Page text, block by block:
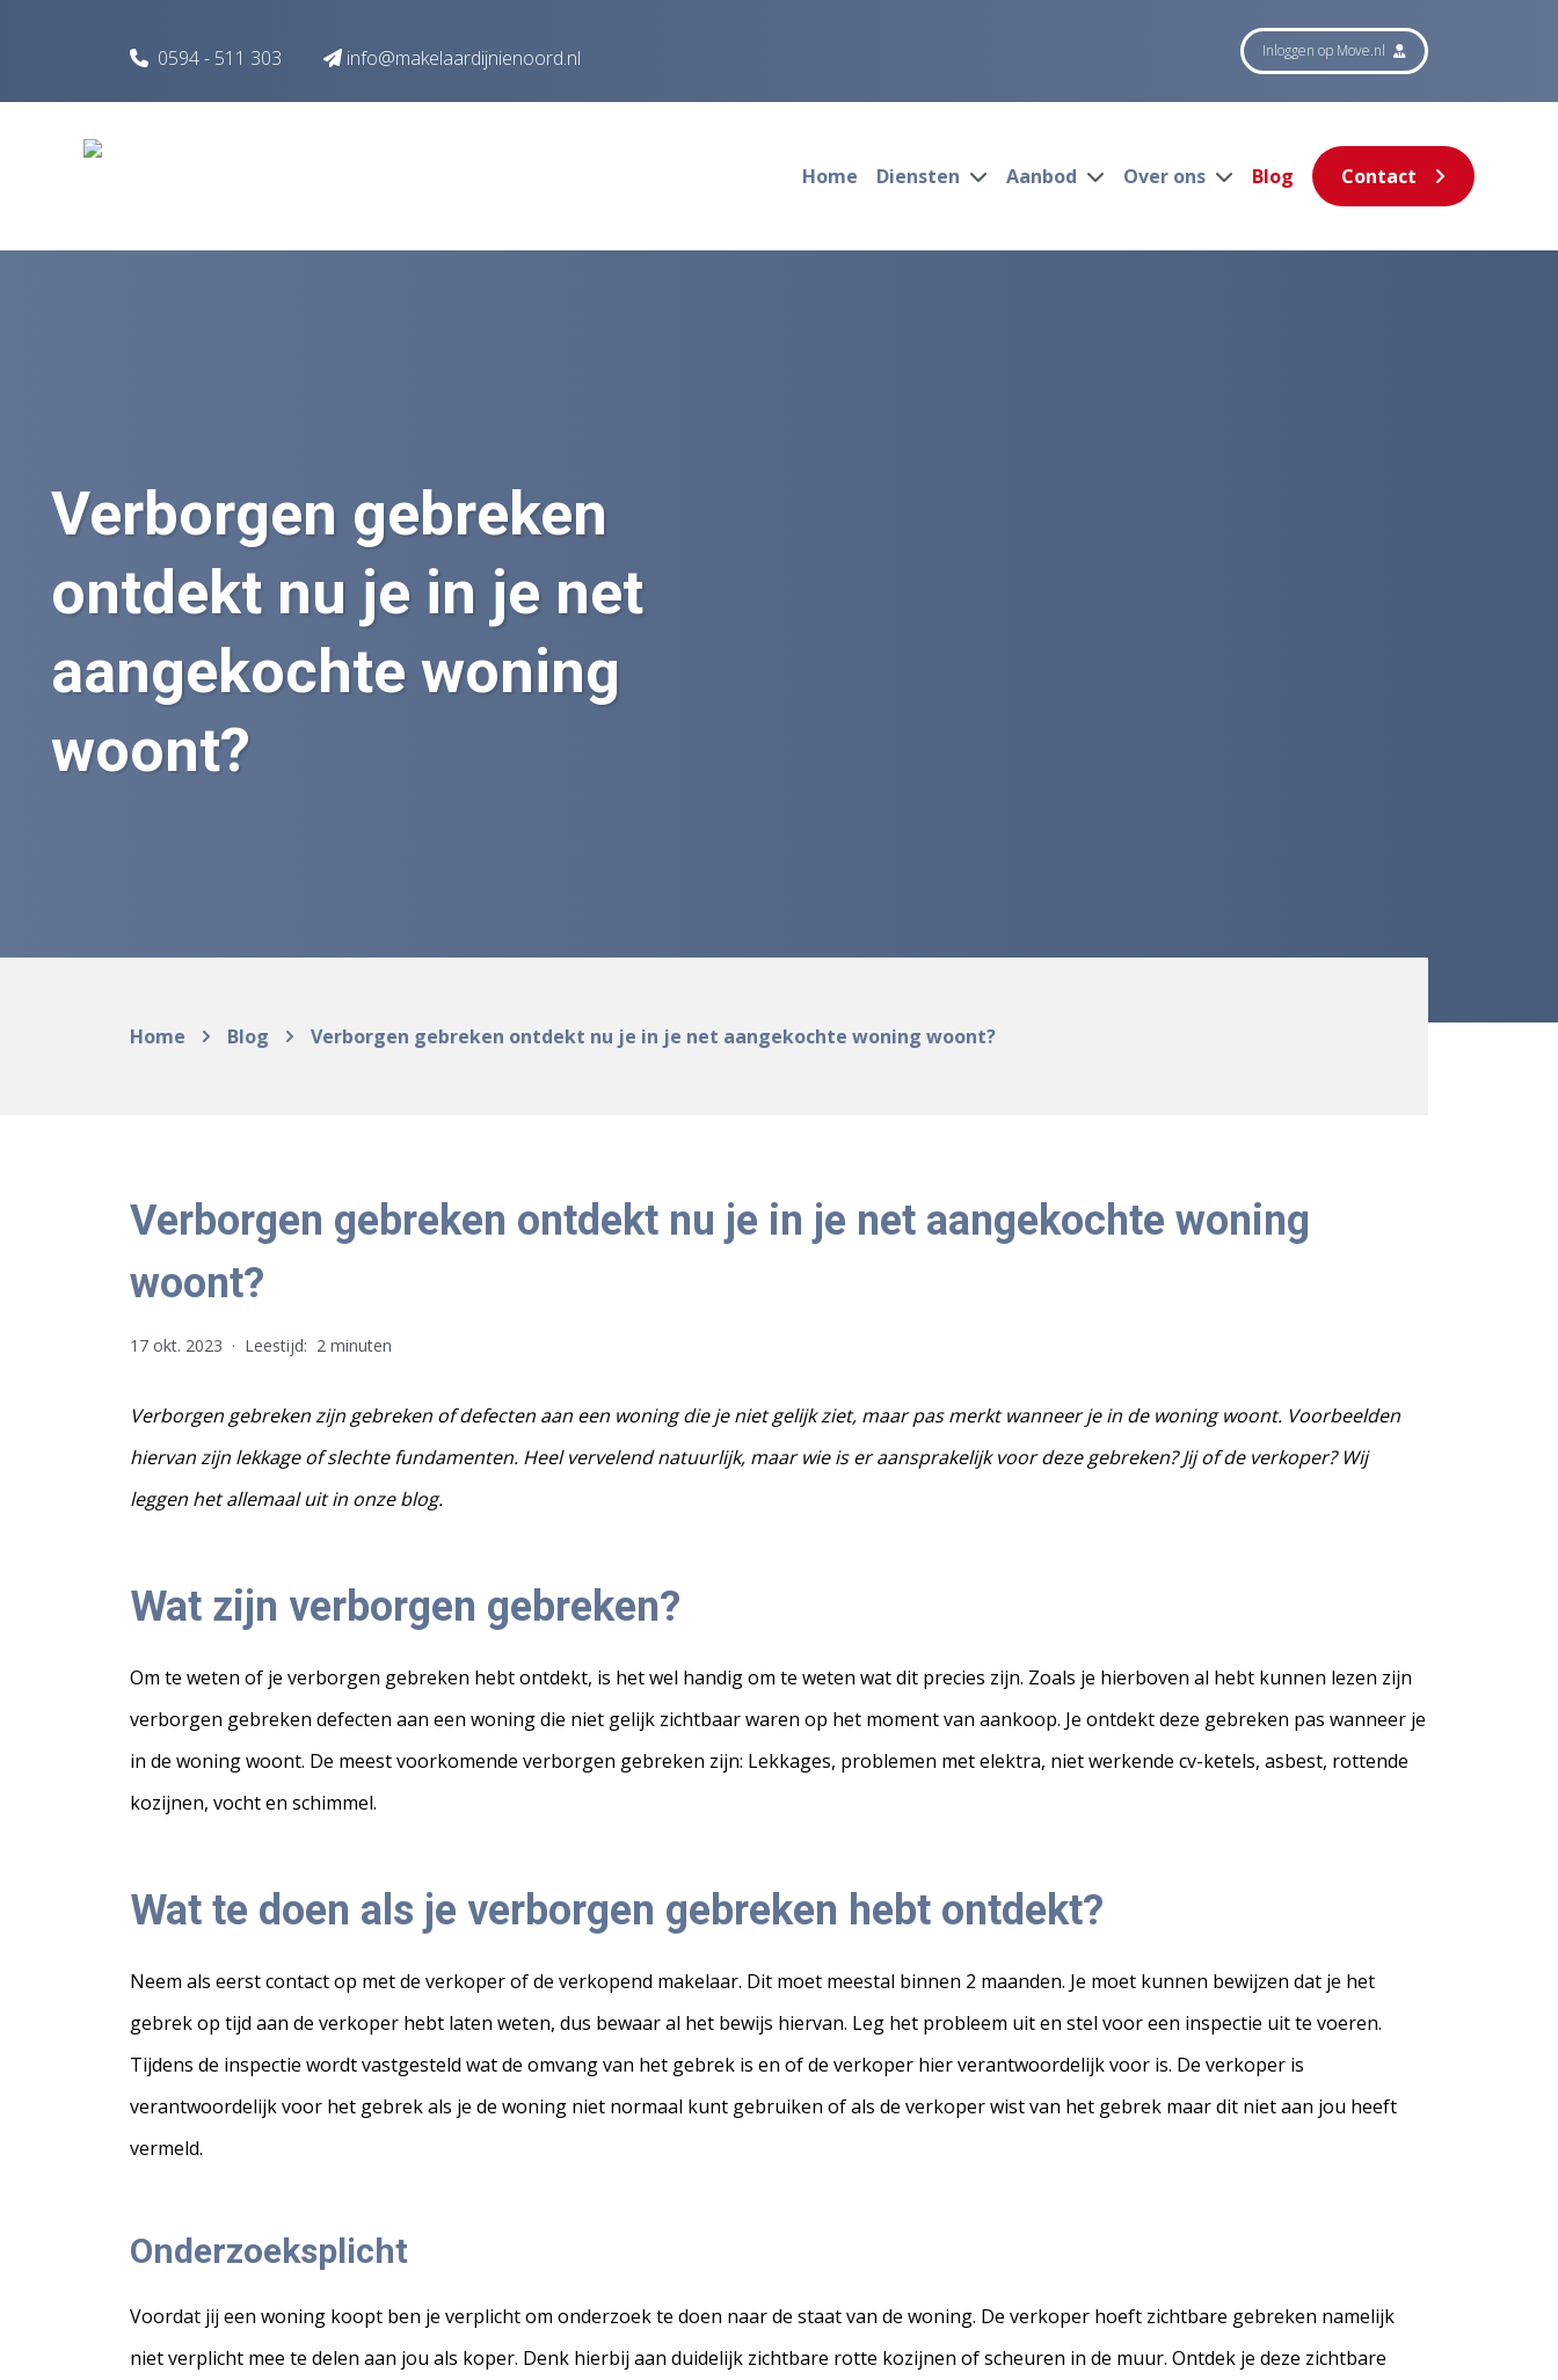
0594 - 511 303
info@makelaardijnienoord.nl Inloggen op Move.nl
Home Diensten Aanbod Over ons Blog Contact
Verborgen gebreken
ontdekt nu je in je net
aangekochte woning
woont?
Home Blog Verborgen gebreken ontdekt nu je in je net aangekochte woning woont?
Verborgen gebreken ontdekt nu je in je net aangekochte woning
woont?
17 okt. 2023 · Leestijd: 2 minuten
Verborgen gebreken zijn gebreken of defecten aan een woning die je niet gelijk ziet, maar pas merkt wanneer je in de woning woont. Voorbeelden
hiervan zijn lekkage of slechte fundamenten. Heel vervelend natuurlijk, maar wie is er aansprakelijk voor deze gebreken? Jij of de verkoper? Wij
leggen het allemaal uit in onze blog.
Wat zijn verborgen gebreken?
Om te weten of je verborgen gebreken hebt ontdekt, is het wel handig om te weten wat dit precies zijn. Zoals je hierboven al hebt kunnen lezen zijn
verborgen gebreken defecten aan een woning die niet gelijk zichtbaar waren op het moment van aankoop. Je ontdekt deze gebreken pas wanneer je
in de woning woont. De meest voorkomende verborgen gebreken zijn: Lekkages, problemen met elektra, niet werkende cv-ketels, asbest, rottende
kozijnen, vocht en schimmel.
Wat te doen als je verborgen gebreken hebt ontdekt?
Neem als eerst contact op met de verkoper of de verkopend makelaar. Dit moet meestal binnen 2 maanden. Je moet kunnen bewijzen dat je het
gebrek op tijd aan de verkoper hebt laten weten, dus bewaar al het bewijs hiervan. Leg het probleem uit en stel voor een inspectie uit te voeren.
Tijdens de inspectie wordt vastgesteld wat de omvang van het gebrek is en of de verkoper hier verantwoordelijk voor is. De verkoper is
verantwoordelijk voor het gebrek als je de woning niet normaal kunt gebruiken of als de verkoper wist van het gebrek maar dit niet aan jou heeft
vermeld.
Onderzoeksplicht
Voordat jij een woning koopt ben je verplicht om onderzoek te doen naar de staat van de woning. De verkoper hoeft zichtbare gebreken namelijk
niet verplicht mee te delen aan jou als koper. Denk hierbij aan duidelijk zichtbare rotte kozijnen of scheuren in de muur. Ontdek je deze zichtbare